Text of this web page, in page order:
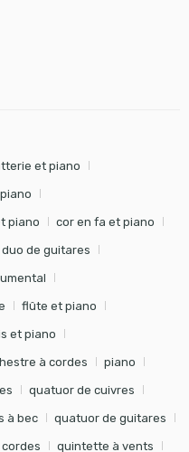
et piano
piano cor en fa et piano
duo de guitares
flûte et piano
et piano
à cordes piano
quatuor de cuivres
à bec quatuor de guitares
quintette à vents